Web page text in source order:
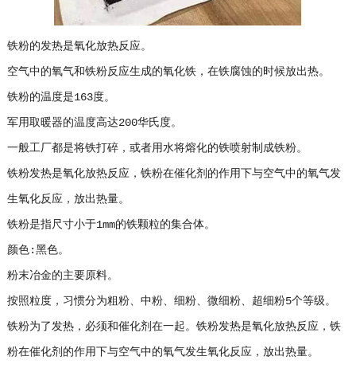
铁粉的发热是氧化放热反应。
空气中的氧气和铁粉反应生成的氧化铁，在铁腐蚀的时候放出热。
铁粉的温度是163度。
军用取暖器的温度高达200华氏度。
一般工厂都是将铁打碎，或者用水将熔化的铁喷射制成铁粉。
铁粉发热是氧化放热反应，铁粉在催化剂的作用下与空气中的氧气发
生氧化反应，放出热量。
铁粉是指尺寸小于1mm的铁颗粒的集合体。
颜色:黑色。
粉末冶金的主要原料。
按照粒度，习惯分为粗粉、中粉、细粉、微细粉、超细粉5个等级。
铁粉为了发热，必须和催化剂在一起。铁粉发热是氧化放热反应，铁
粉在催化剂的作用下与空气中的氧气发生氧化反应，放出热量。